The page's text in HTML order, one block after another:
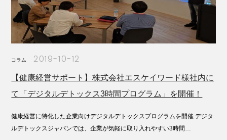
コラム 2019-10-12
【健康経営サポート】株式会社エスケイワード様社内に
て「デジタルデトックス3時間プログラム」を開催！
健康経営に特化した企業向けデジタルデトックスプログラムを開催 デジタ
ルデトックスジャパンでは、企業が気軽に取り入れやすい3時間…